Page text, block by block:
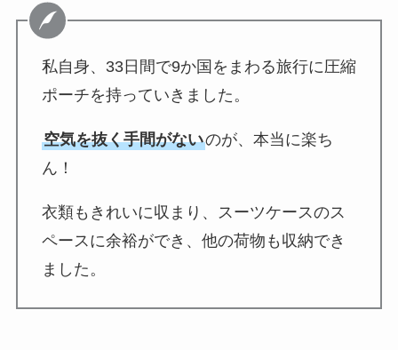
私自身、33日間で9か国をまわる旅行に圧縮
ポーチを持っていきました。
空気を抜く手間がないのが、本当に楽ち
ん！
衣類もきれいに収まり、スーツケースのス
ペースに余裕ができ、他の荷物も収納でき
ました。